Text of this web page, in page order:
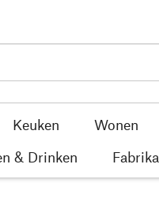
Keuken Wonen
& Drinken